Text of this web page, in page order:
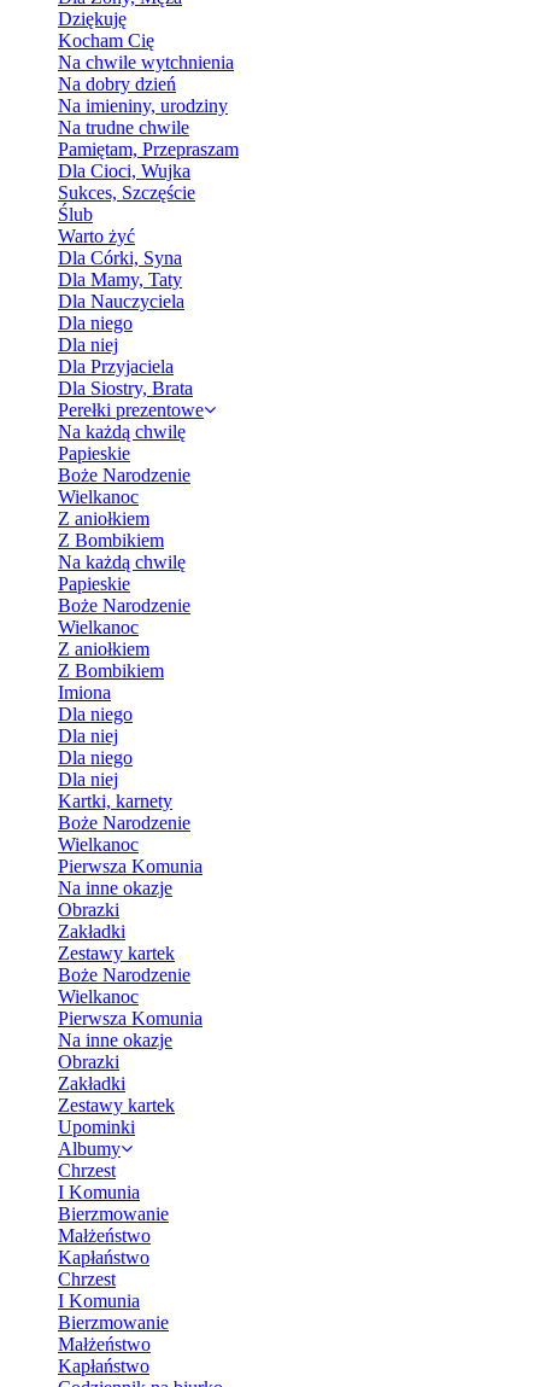
Dziękuję
Kocham Cię
Na chwile wytchnienia
Na dobry dzień
Na imieniny, urodziny
Na trudne chwile
Pamiętam, Przepraszam
Dla Cioci, Wujka
Sukces, Szczęście
Ślub
Warto żyć
Dla Córki, Syna
Dla Mamy, Taty
Dla Nauczyciela
Dla niego
Dla niej
Dla Przyjaciela
Dla Siostry, Brata
Perełki prezentowe
Na każdą chwilę
Papieskie
Boże Narodzenie
Wielkanoc
Z aniołkiem
Z Bombikiem
Na każdą chwilę
Papieskie
Boże Narodzenie
Wielkanoc
Z aniołkiem
Z Bombikiem
Imiona
Dla niego
Dla niej
Dla niego
Dla niej
Kartki, karnety
Boże Narodzenie
Wielkanoc
Pierwsza Komunia
Na inne okazje
Obrazki
Zakładki
Zestawy kartek
Boże Narodzenie
Wielkanoc
Pierwsza Komunia
Na inne okazje
Obrazki
Zakładki
Zestawy kartek
Upominki
Albumy
Chrzest
I Komunia
Bierzmowanie
Małżeństwo
Kapłaństwo
Chrzest
I Komunia
Bierzmowanie
Małżeństwo
Kapłaństwo